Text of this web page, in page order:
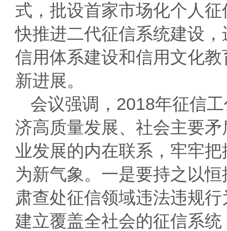
式，批设首家市场化个人
快推进二代征信系统建设
信用体系建设和信用文化
新进展。
会议强调， 2018年征信
济高质量发展、社会主要
业发展的内在联系，牢牢
为新气象。一是要持之以
肃查处征信领域违法违规
建立覆盖全社会的征信系